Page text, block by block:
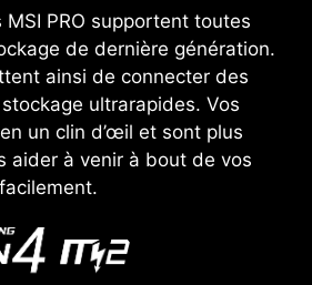
INTUITIVE
PRO supportent toutes
de dernière génération.
ainsi de connecter des
ultrarapides. Vos
un clin d’œil et sont plus
aider à venir à bout de vos
FACILE AVEC
EXPO
tests avec les marques de
and benchmarks. With
can monitor the detailed
information on PC and
formats such as CSV
and HTML.